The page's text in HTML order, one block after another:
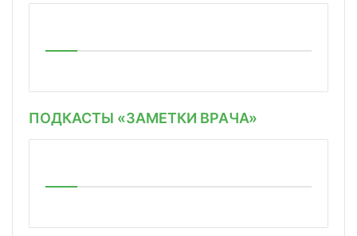
ПОДКАСТЫ «ЗАМЕТКИ ВРАЧА»